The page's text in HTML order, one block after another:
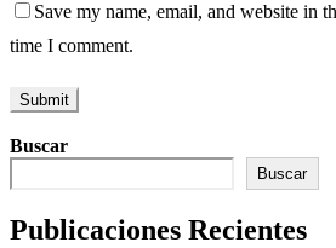
Save my name, email, and website in
time I comment.
Buscar
Buscar
Publicaciones Recientes